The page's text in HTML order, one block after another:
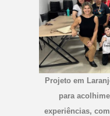
Projeto em
para
experiências,